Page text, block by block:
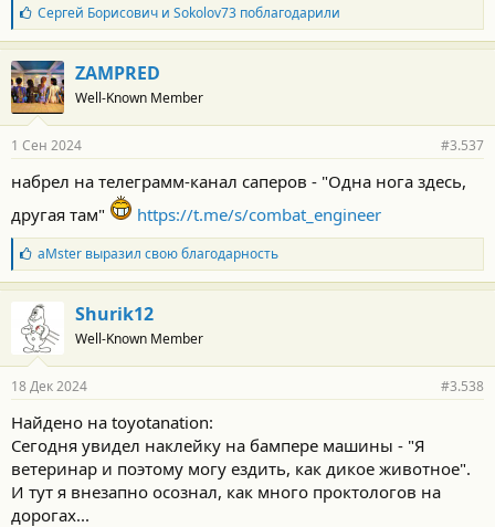
Б
л
а
г
о
д
а
н
о
с
и
:
Сергей Борисовичи Sokolov73поблагодарили
ZAMPRED
Well-Known Member
1 Сен 2024 #3.537
набрел на телеграмм-канал саперов - "Одна нога здесь,
другая там"
https://t.me/s/combat_engineer
Б
л
а
г
о
д
а
н
с
т
и
aMsterвыразил свою благодарность
Shurik12
Well-Known Member
18 Дек 2024 #3.538
Найдено на toyotanation:
Сегодня увидел наклейку на бампере машины - "Я
ветеринар и поэтому могу ездить, как дикое животное".
И тут я внезапно осознал, как много проктологов на
дорогах...